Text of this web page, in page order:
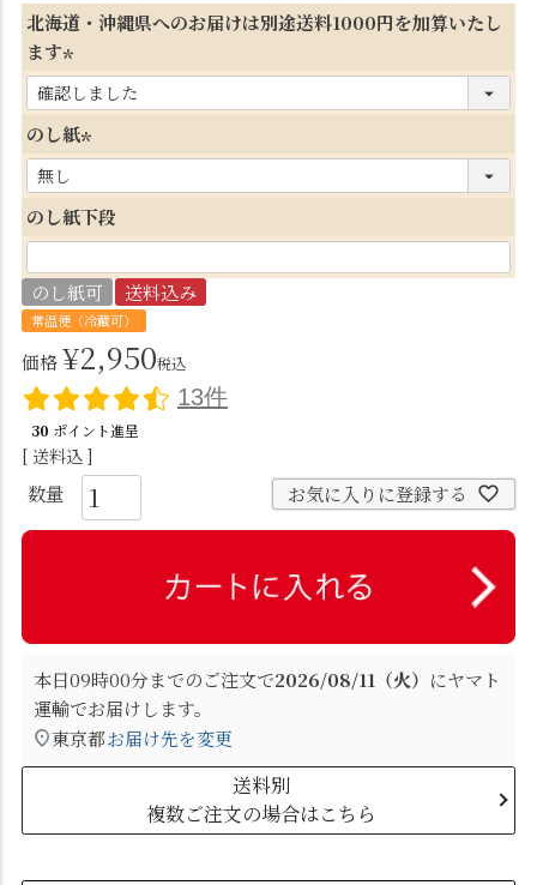
北海道・沖縄県へのお届けは別途送料1000円を加算いたし
ます
(
必
須
)
のし紙
必
須
のし紙下段
のし紙可 送料込み
常温便（冷蔵可）
価格¥2,950税込
13件
30 ポイント進呈
送料込
お気に入りに登録する
本日09時00分までのご注文で2026/08/11（火） にヤマト
運輸でお届けします。
東京都お届け先を変更
送料別
複数ご注文の場合はこちら